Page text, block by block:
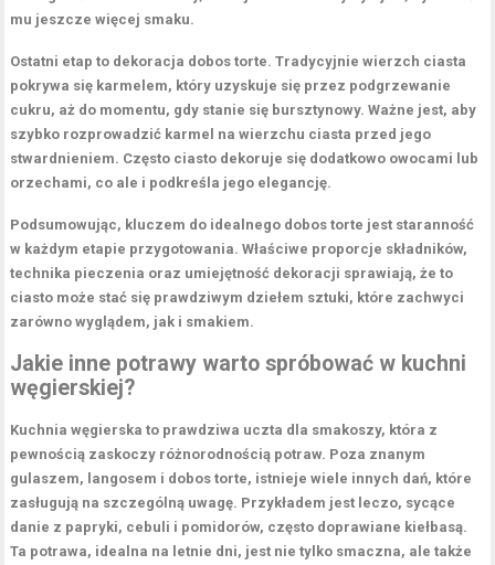
mu jeszcze więcej smaku.
Ostatni etap to dekoracja dobos torte. Tradycyjnie wierzch ciasta
pokrywa się karmelem, który uzyskuje się przez podgrzewanie
cukru, aż do momentu, gdy stanie się bursztynowy. Ważne jest, aby
szybko rozprowadzić karmel na wierzchu ciasta przed jego
stwardnieniem. Często ciasto dekoruje się dodatkowo owocami lub
orzechami, co ale i podkreśla jego elegancję.
Podsumowując, kluczem do idealnego dobos torte jest staranność
w każdym etapie przygotowania. Właściwe proporcje składników,
technika pieczenia oraz umiejętność dekoracji sprawiają, że to
ciasto może stać się prawdziwym dziełem sztuki, które zachwyci
zarówno wyglądem, jak i smakiem.
Jakie inne potrawy warto spróbować w kuchni
węgierskiej?
Kuchnia węgierska to prawdziwa uczta dla smakoszy, która z
pewnością zaskoczy różnorodnością potraw. Poza znanym
gulaszem, langosem i dobos torte, istnieje wiele innych dań, które
zasługują na szczególną uwagę. Przykładem jest leczo, sycące
danie z papryki, cebuli i pomidorów, często doprawiane kiełbasą.
Ta potrawa, idealna na letnie dni, jest nie tylko smaczna, ale także